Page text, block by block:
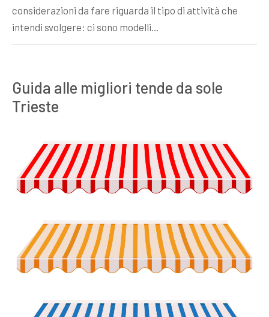
considerazioni da fare riguarda il tipo di attività che
intendi svolgere: ci sono modelli…
Guida alle migliori tende da sole
Trieste